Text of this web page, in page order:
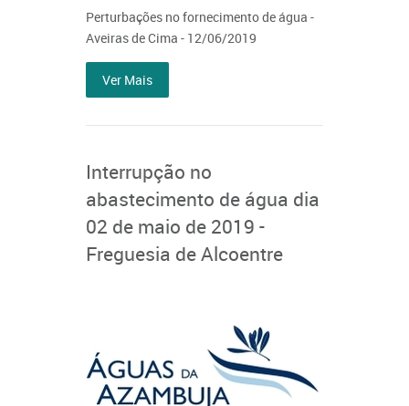
Perturbações no fornecimento de água -
Aveiras de Cima - 12/06/2019
Ver Mais
Interrupção no
abastecimento de água dia
02 de maio de 2019 -
Freguesia de Alcoentre